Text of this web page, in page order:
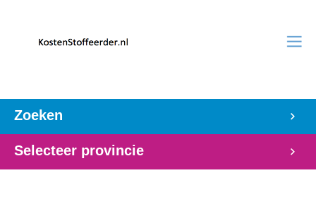
Zoeken
Selecteer provincie